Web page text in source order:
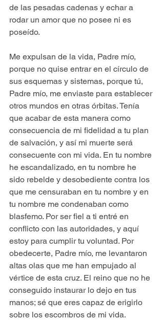
de las pesadas cadenas y echar a
rodar un amor que no posee ni es
poseído.
Me expulsan de la vida, Padre mío,
porque no quise entrar en el círculo de
sus esquemas y sistemas, porque tú,
Padre mío, me enviaste para establecer
otros mundos en otras órbitas. Tenía
que acabar de esta manera como
consecuencia de mi fidelidad a tu plan
de salvación, y así mi muerte será
consecuente con mi vida. En tu nombre
he escandalizado, en tu nombre he
sido rebelde y desobediente contra los
que me censuraban en tu nombre y en
tu nombre me condenaban como
blasfemo. Por ser fiel a ti entré en
conflicto con las autoridades, y aquí
estoy para cumplir tu voluntad. Por
obedecerte, Padre mío, me levantaron
altas olas que me han empujado al
vértice de esta cruz. El reino que no he
conseguido instaurar lo dejo en tus
manos; sé que eres capaz de erigirlo
sobre los escombros de mi vida.